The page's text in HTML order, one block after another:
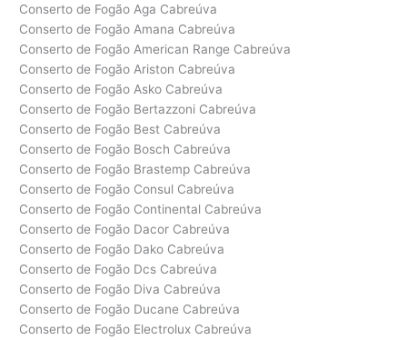
Conserto de Fogão Aga Cabreúva
Conserto de Fogão Amana Cabreúva
Conserto de Fogão American Range Cabreúva
Conserto de Fogão Ariston Cabreúva
Conserto de Fogão Asko Cabreúva
Conserto de Fogão Bertazzoni Cabreúva
Conserto de Fogão Best Cabreúva
Conserto de Fogão Bosch Cabreúva
Conserto de Fogão Brastemp Cabreúva
Conserto de Fogão Consul Cabreúva
Conserto de Fogão Continental Cabreúva
Conserto de Fogão Dacor Cabreúva
Conserto de Fogão Dako Cabreúva
Conserto de Fogão Dcs Cabreúva
Conserto de Fogão Diva Cabreúva
Conserto de Fogão Ducane Cabreúva
Conserto de Fogão Electrolux Cabreúva